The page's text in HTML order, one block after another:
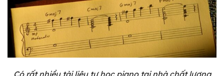
Có rất nhiều tài liệu tự học piano tại nhà chất lượng